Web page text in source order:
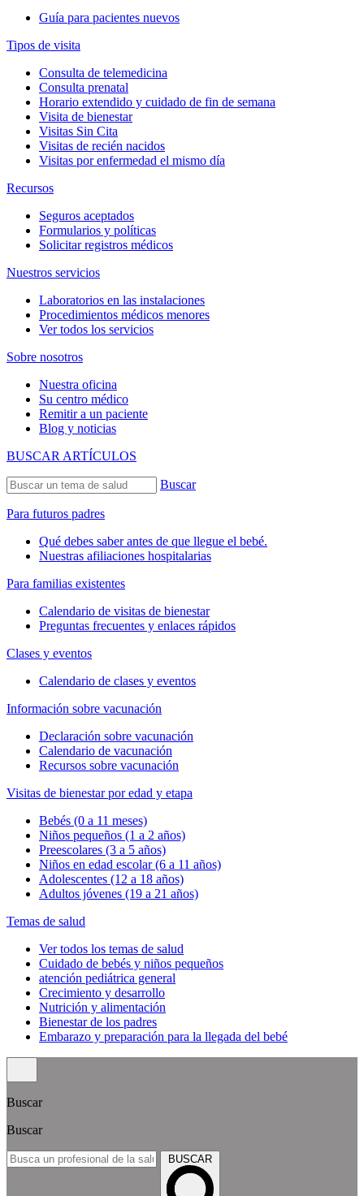
Guía para pacientes nuevos
Tipos de visita
Consulta de telemedicina
Consulta prenatal
Horario extendido y cuidado de fin de semana
Visita de bienestar
Visitas Sin Cita
Visitas de recién nacidos
Visitas por enfermedad el mismo día
Recursos
Seguros aceptados
Formularios y políticas
Solicitar registros médicos
Nuestros servicios
Laboratorios en las instalaciones
Procedimientos médicos menores
Ver todos los servicios
Sobre nosotros
Nuestra oficina
Su centro médico
Remitir a un paciente
Blog y noticias
BUSCAR ARTÍCULOS
Buscar
Para futuros padres
Qué debes saber antes de que llegue el bebé.
Nuestras afiliaciones hospitalarias
Para familias existentes
Calendario de visitas de bienestar
Preguntas frecuentes y enlaces rápidos
Clases y eventos
Calendario de clases y eventos
Información sobre vacunación
Declaración sobre vacunación
Calendario de vacunación
Recursos sobre vacunación
Visitas de bienestar por edad y etapa
Bebés (0 a 11 meses)
Niños pequeños (1 a 2 años)
Preescolares (3 a 5 años)
Niños en edad escolar (6 a 11 años)
Adolescentes (12 a 18 años)
Adultos jóvenes (19 a 21 años)
Temas de salud
Ver todos los temas de salud
Cuidado de bebés y niños pequeños
atención pediátrica general
Crecimiento y desarrollo
Nutrición y alimentación
Bienestar de los padres
Embarazo y preparación para la llegada del bebé
Buscar
Buscar
BUSCAR